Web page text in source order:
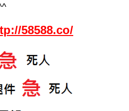
58588.co/